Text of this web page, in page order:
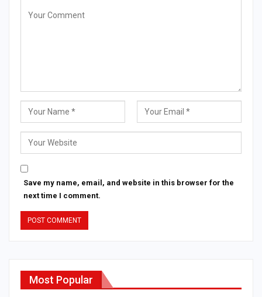
Save my name, email, and website in this browser for the
next time I comment.
Most Popular